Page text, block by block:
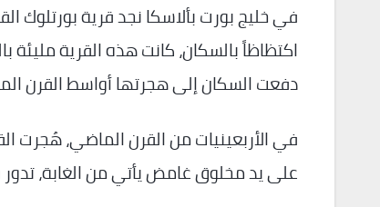
في خليج بورت بألاسكا نجد قرية بورتلوك
اكتظاظاً بالسكان، كانت هذه القرية مليئة
دفعت السكان إلى هجرتها أواسط القرن
في الأربعينيات من القرن الماضي، هُجرت
على يد مخلوق غامض يأتي من الغابة،